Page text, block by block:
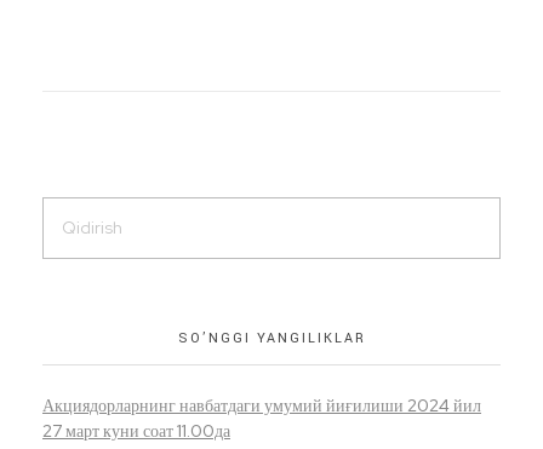
SO’NGGI YANGILIKLAR
Акциядорларнинг навбатдаги умумий йиғилиши 2024 йил
27 март куни соат 11.00да